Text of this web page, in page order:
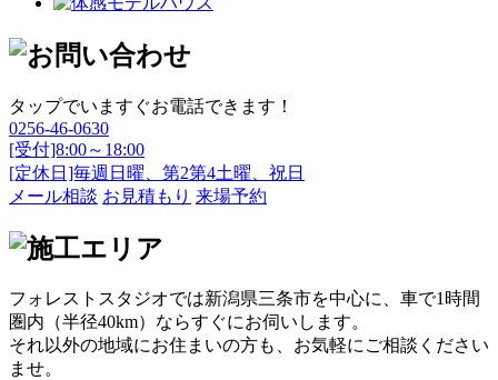
タップでいますぐお電話できます！
0256-46-0630
[受付]8:00～18:00
[定休日]毎週日曜、第2第4土曜、祝日
メール相談 お見積もり 来場予約
フォレストスタジオでは新潟県三条市を中心に、車で1時間
圏内（半径40km）ならすぐにお伺いします。
それ以外の地域にお住まいの方も、お気軽にご相談ください
ませ。